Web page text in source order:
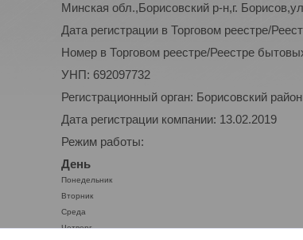
Минская обл.,Борисовский р-н,г.
Дата регистрации в Торговом реестре/
Номер в Торговом реестре/Реестре
УНП: 692097732
Регистрационный орган: Борисовский
Дата регистрации компании: 13.02.2019
Режим работы:
День
Понедельник
Вторник
Среда
Четверг